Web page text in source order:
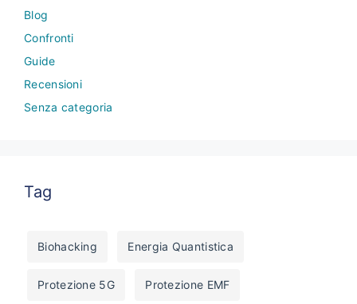
Blog
Confronti
Guide
Recensioni
Senza categoria
Tag
Biohacking Energia Quantistica
Protezione 5G Protezione EMF